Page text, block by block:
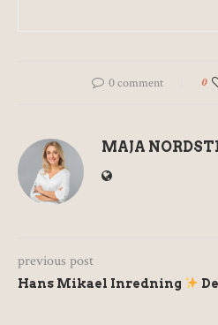
0 comment 0
MAJA
previous post
Hans Mikael Inredning